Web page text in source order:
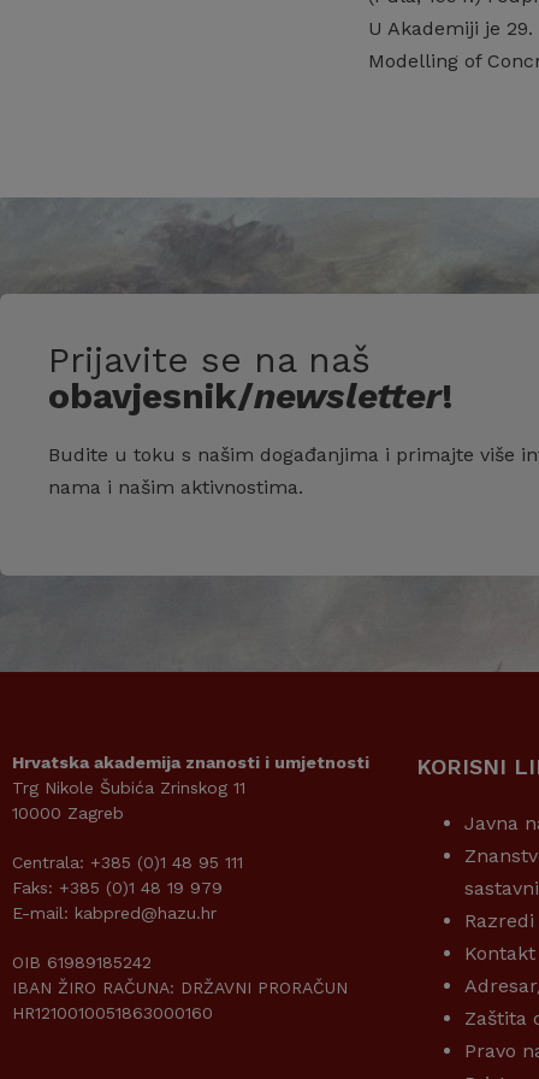
U Akademiji je
Modelling of
Prijavite se na naš
obavjesnik/newsletter!
Budite u toku s našim događanjima i primajte više
nama i našim aktivnostima.
Hrvatska akademija znanosti i umjetnosti
Trg Nikole Šubića Zrinskog 11
10000 Zagreb
Centrala: +385 (0)1 48 95 111
Faks: +385 (0)1 48 19 979
E-mail: kabpred@hazu.hr
OIB 61989185242
IBAN ŽIRO RAČUNA: DRŽAVNI PRORAČUN
HR1210010051863000160
KORISNI
Javna
Razredi
Kontakt
Zaštita
Pravo